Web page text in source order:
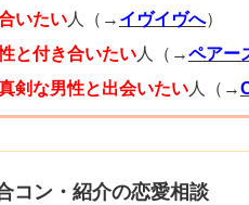
いたい人（→ イヴイヴへ）
と付き合いたい人（→ペアー
剣な男性と出会いたい人（→
コン・紹介の恋愛相談